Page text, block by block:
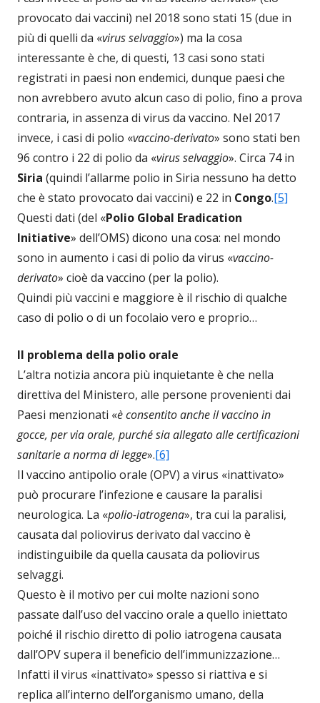
provocato dai vaccini) nel 2018 sono stati 15 (due in
più di quelli da «virus selvaggio») ma la cosa
interessante è che, di questi, 13 casi sono stati
registrati in paesi non endemici, dunque paesi che
non avrebbero avuto alcun caso di polio, fino a prova
contraria, in assenza di virus da vaccino. Nel 2017
invece, i casi di polio «vaccino-derivato» sono stati ben
96 contro i 22 di polio da «virus selvaggio». Circa 74 in
Siria (quindi l’allarme polio in Siria nessuno ha detto
che è stato provocato dai vaccini) e 22 in Congo.[5]
Questi dati (del «Polio Global Eradication
Initiative» dell’OMS) dicono una cosa: nel mondo
sono in aumento i casi di polio da virus «vaccino-
derivato» cioè da vaccino (per la polio).
Quindi più vaccini e maggiore è il rischio di qualche
caso di polio o di un focolaio vero e proprio…
Il problema della polio orale
L’altra notizia ancora più inquietante è che nella
direttiva del Ministero, alle persone provenienti dai
Paesi menzionati «è consentito anche il vaccino in
gocce, per via orale, purché sia allegato alle certificazioni
sanitarie a norma di legge».[6]
Il vaccino antipolio orale (OPV) a virus «inattivato»
può procurare l’infezione e causare la paralisi
neurologica. La «polio-iatrogena», tra cui la paralisi,
causata dal poliovirus derivato dal vaccino è
indistinguibile da quella causata da poliovirus
selvaggi.
Questo è il motivo per cui molte nazioni sono
passate dall’uso del vaccino orale a quello iniettato
poiché il rischio diretto di polio iatrogena causata
dall’OPV supera il beneficio dell’immunizzazione…
Infatti il virus «inattivato» spesso si riattiva e si
replica all’interno dell’organismo umano, della